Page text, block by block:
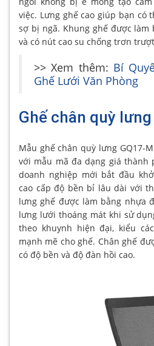
việc. Lưng ghế cao giúp bạn có
sợ bị ngã. Khung ghế được làm
và có nút cao su chống trơn
>> Xem thêm: Bí
Ghế Lưới Văn Phòng
Ghế chân quỳ
Mẫu ghế chân quỳ lưng GQ17-
với mẫu mã đa dạng giá thành
doanh nghiệp mới bắt đầu
cao cấp độ bền bỉ lâu dài với
lưng ghế được làm bằng nhựa
lưng lưới thoáng mát khi sử
theo khuynh hiện đại, kiểu
mạnh mẽ cho ghế. Chân ghế
có độ bền và độ đàn hồi cao.